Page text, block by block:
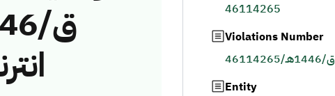
46114265
Violations Number
46114265/ق/1446هـ
Entity